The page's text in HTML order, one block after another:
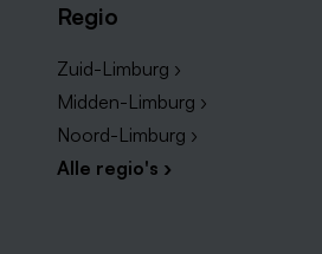
Regio
Zuid-Limburg ›
Midden-Limburg ›
Noord-Limburg ›
Alle regio's ›